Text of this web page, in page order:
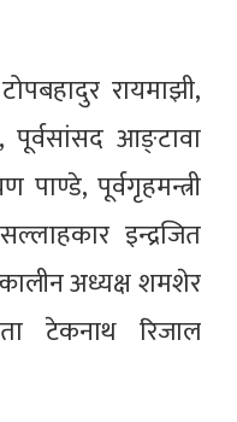
रायमाझी,
पूर्वसांसद आङ्टावा
पाण्डे, पूर्वगृहमन्त्री
इन्द्रजित
अध्यक्ष शमशेर
टेकनाथ रिजाल